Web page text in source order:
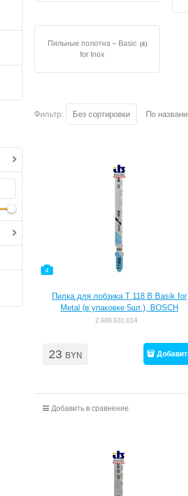
Пильные полотна – Basic
for Inox
(4)
Фильтр: Без сортировки По
4
Пилка для лобзика T 118 B Basik for
Metal (в упаковке 5шт.), BOSCH
2.608.631.014
23 BYN
Добавить в сравнение